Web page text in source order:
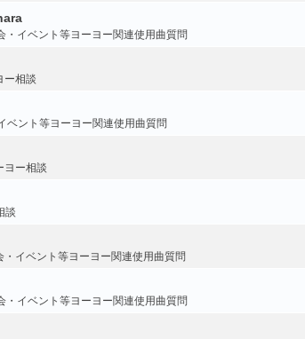
・イベント等ヨーヨー関連使用曲質問
ー相談
ベント等ヨーヨー関連使用曲質問
ヨー相談
談
・イベント等ヨーヨー関連使用曲質問
・イベント等ヨーヨー関連使用曲質問